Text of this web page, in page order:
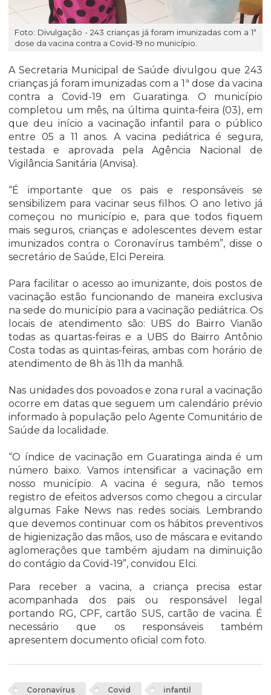
Foto: Divulgação - 243 crianças já foram imunizadas com a 1ª
dose da vacina contra a Covid-19 no município.
A Secretaria Municipal de Saúde divulgou que 243
crianças já foram imunizadas com a 1ª dose da vacina
contra a Covid-19 em Guaratinga. O município
completou um mês, na última quinta-feira (03), em
que deu início a vacinação infantil para o público
entre 05 a 11 anos. A vacina pediátrica é segura,
testada e aprovada pela Agência Nacional de
Vigilância Sanitária (Anvisa).
“É importante que os pais e responsáveis se
sensibilizem para vacinar seus filhos. O ano letivo já
começou no município e, para que todos fiquem
mais seguros, crianças e adolescentes devem estar
imunizados contra o Coronavírus também”, disse o
secretário de Saúde, Elci Pereira.
Para facilitar o acesso ao imunizante, dois postos de
vacinação estão funcionando de maneira exclusiva
na sede do município para a vacinação pediátrica. Os
locais de atendimento são: UBS do Bairro Vianão
todas as quartas-feiras e a UBS do Bairro Antônio
Costa todas as quintas-feiras, ambas com horário de
atendimento de 8h às 11h da manhã.
Nas unidades dos povoados e zona rural a vacinação
ocorre em datas que seguem um calendário prévio
informado à população pelo Agente Comunitário de
Saúde da localidade.
“O índice de vacinação em Guaratinga ainda é um
número baixo. Vamos intensificar a vacinação em
nosso município. A vacina é segura, não temos
registro de efeitos adversos como chegou a circular
algumas Fake News nas redes sociais. Lembrando
que devemos continuar com os hábitos preventivos
de higienização das mãos, uso de máscara e evitando
aglomerações que também ajudam na diminuição
do contágio da Covid-19”, convidou Elci.
Para receber a vacina, a criança precisa estar
acompanhada dos pais ou responsável legal
portando RG, CPF, cartão SUS, cartão de vacina. É
necessário que os responsáveis também
apresentem documento oficial com foto.
Coronavírus Covid infantil